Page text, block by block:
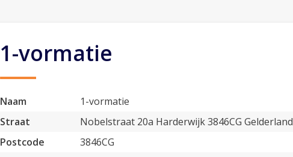
1-vormatie
Naam
1-vormatie
Straat
Nobelstraat 20a Harderwijk 3846CG Gelderland
Postcode
3846CG